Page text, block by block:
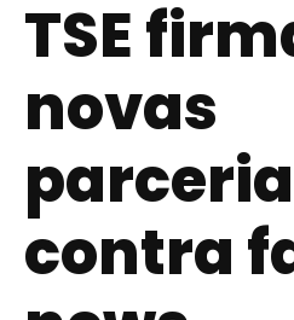
TSE
novas
contra